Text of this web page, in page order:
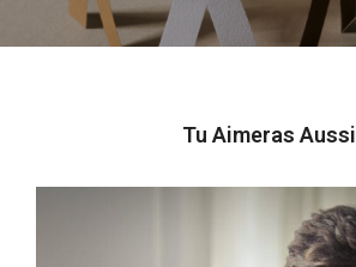
Tu Aimeras Aussi